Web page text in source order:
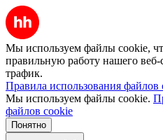
Мы используем файлы cookie,
правильную работу нашего веб-
трафик.
Правила использования файлов
Мы используем файлы cookie.
файлов cookie
Понятно